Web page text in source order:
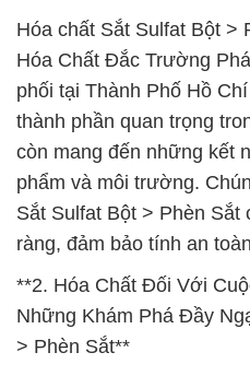
Hóa chất Sắt Sulfat Bột >
Hóa Chất Đắc Trường
phối tại Thành Phố Hồ
thành phần quan trọng
còn mang đến những kết
phẩm và môi trường.
Sắt Sulfat Bột > Phèn
ràng, đảm bảo tính an
**2. Hóa Chất Đối Với
Những Khám Phá Đầy
> Phèn Sắt**